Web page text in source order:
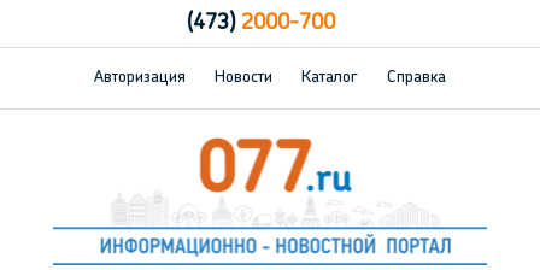
(473)2000-700
Авторизация Новости Каталог Справка